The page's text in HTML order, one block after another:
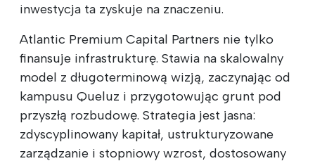
inwestycja ta zyskuje na znaczeniu.
Atlantic Premium Capital Partners nie tylko
finansuje infrastrukturę. Stawia na skalowalny
model z długoterminową wizją, zaczynając od
kampusu Queluz i przygotowując grunt pod
przyszłą rozbudowę. Strategia jest jasna:
zdyscyplinowany kapitał, ustrukturyzowane
zarządzanie i stopniowy wzrost, dostosowany